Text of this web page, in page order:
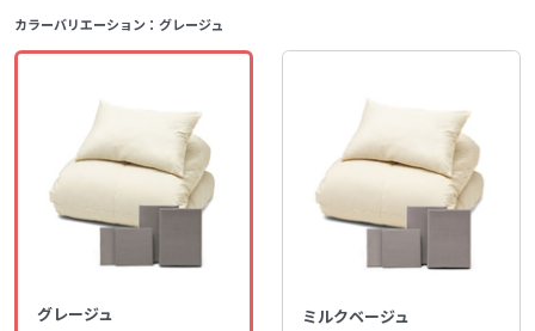
カラーバリエーション： グレージュ
グレージュ ミルクベージュ